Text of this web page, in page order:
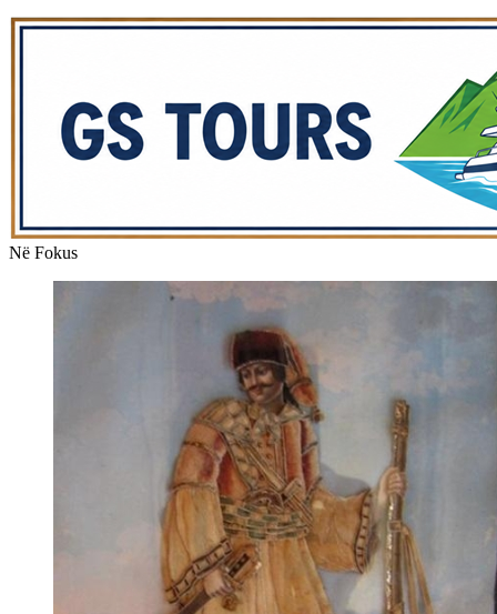
Në Fokus